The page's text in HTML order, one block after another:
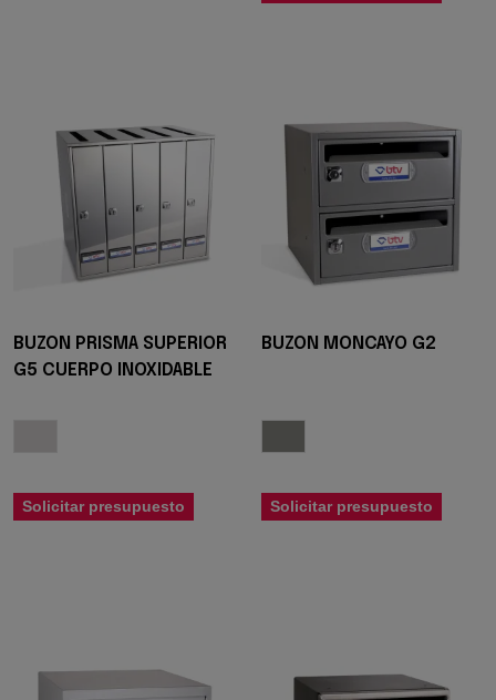
BUZON PRISMA SUPERIOR
G5 CUERPO INOXIDABLE
Solicitar presupuesto
BUZON MONCAYO G2
Solicitar presupuesto